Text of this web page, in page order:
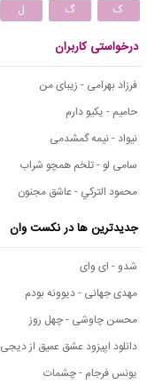
ک
گ ل
درخواستی کاربران
فرزاد بهرامی - زیبای من
حامیم - یکیو دارم
نیواد - نیمه گمشدمی
سامی لو - تلخم همچو شراب
محمود التركي - عاشق مجنون
جدیدترین ها در نکست وان
شدو - ای وای
مهدی جهانی - دیوونه بودم
محسن چاوشی - چهل روز
دانلود اپیزود عشق عمیق از
یونس فرجام - چشمات